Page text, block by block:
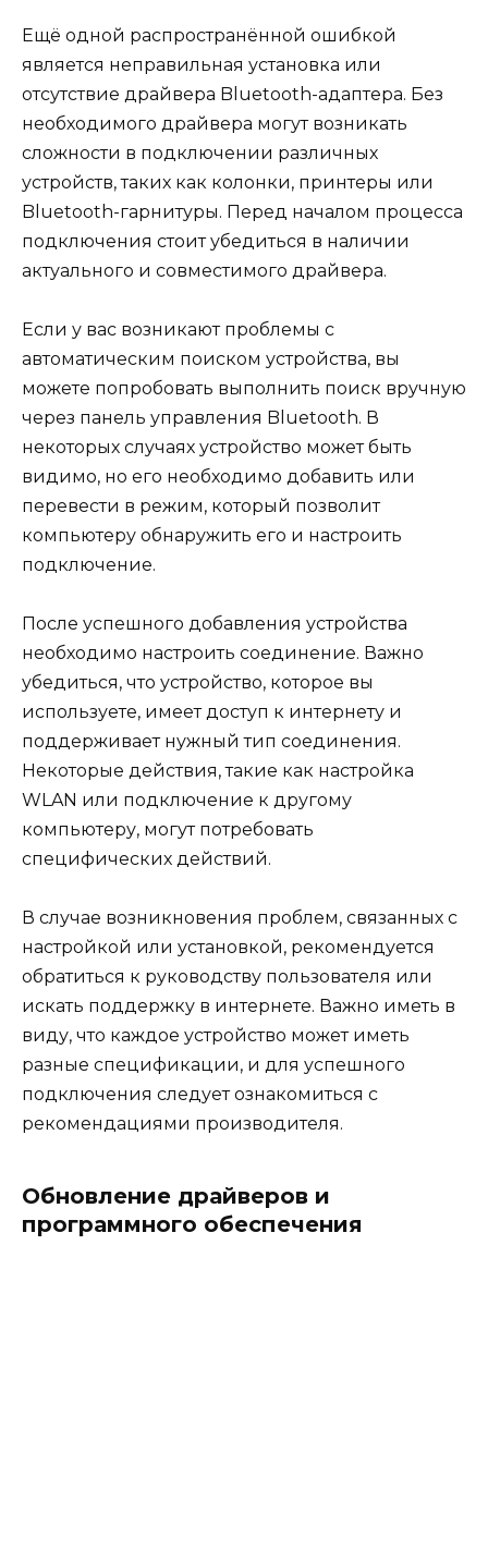
Ещё одной распространённой ошибкой
является неправильная установка или
отсутствие драйвера Bluetooth-адаптера. Без
необходимого драйвера могут возникать
сложности в подключении различных
устройств, таких как колонки, принтеры или
Bluetooth-гарнитуры. Перед началом процесса
подключения стоит убедиться в наличии
актуального и совместимого драйвера.
Если у вас возникают проблемы с
автоматическим поиском устройства, вы
можете попробовать выполнить поиск вручную
через панель управления Bluetooth. В
некоторых случаях устройство может быть
видимо, но его необходимо добавить или
перевести в режим, который позволит
компьютеру обнаружить его и настроить
подключение.
После успешного добавления устройства
необходимо настроить соединение. Важно
убедиться, что устройство, которое вы
используете, имеет доступ к интернету и
поддерживает нужный тип соединения.
Некоторые действия, такие как настройка
WLAN или подключение к другому
компьютеру, могут потребовать
специфических действий.
В случае возникновения проблем, связанных с
настройкой или установкой, рекомендуется
обратиться к руководству пользователя или
искать поддержку в интернете. Важно иметь в
виду, что каждое устройство может иметь
разные спецификации, и для успешного
подключения следует ознакомиться с
рекомендациями производителя.
Обновление драйверов и
программного обеспечения